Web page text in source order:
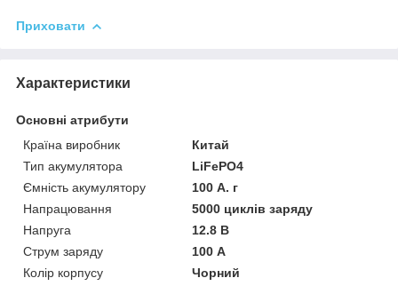
Приховати
Характеристики
Основні атрибути
Країна виробник
Китай
Тип акумулятора
LiFePO4
Ємність акумулятору
100 А. г
Напрацювання
5000 циклів заряду
Напруга
12.8 В
Струм заряду
100 А
Колір корпусу
Чорний